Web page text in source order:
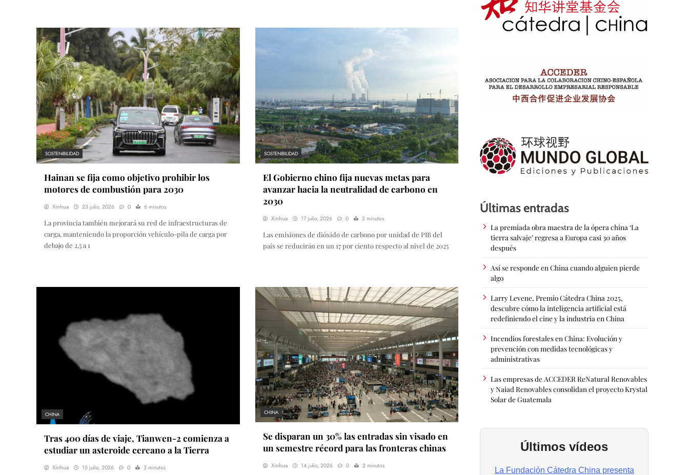
SOSTENIBILIDAD
Hainan se fija como objetivo prohibir los
motores de combustión para 2030
Xinhua 23 julio, 2026 0 6 minutos
La provincia también mejorará su red de infraestructuras de
carga, manteniendo la proporción vehículo-pila de carga por
debajo de 2,5 a 1
SOSTENIBILIDAD
El Gobierno chino fija nuevas metas para
avanzar hacia la neutralidad de carbono en
2030
Xinhua 17 julio, 2026 0 2 minutos
Las emisiones de dióxido de carbono por unidad de PIB del
país se reducirán en un 17 por ciento respecto al nivel de 2025
CHINA
Tras 400 días de viaje, Tianwen-2 comienza a
estudiar un asteroide cercano a la Tierra
Xinhua 15 julio, 2026 0 3 minutos
CHINA
Se disparan un 30% las entradas sin visado en
un semestre récord para las fronteras chinas
Xinhua 14 julio, 2026 0 2 minutos
Últimas entradas
La premiada obra maestra de la ópera china ‘La
tierra salvaje’ regresa a Europa casi 30 años
después
Así se responde en China cuando alguien pierde
algo
Larry Levene, Premio Cátedra China 2025,
descubre cómo la inteligencia artificial está
redefiniendo el cine y la industria en China
Incendios forestales en China: Evolución y
prevención con medidas tecnológicas y
administrativas
Las empresas de ACCEDER ReNatural Renovables
y Naiad Renovables consolidan el proyecto Krystal
Solar de Guatemala
Últimos vídeos
La Fundación Cátedra China presenta